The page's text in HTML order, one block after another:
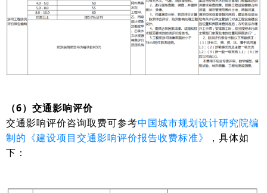
（6）交通影响评价
交通影响评价咨询取费可参考中国城市规划设计研究院编
制的《建设项目交通影响评价报告收费标准》
，具体如
下：